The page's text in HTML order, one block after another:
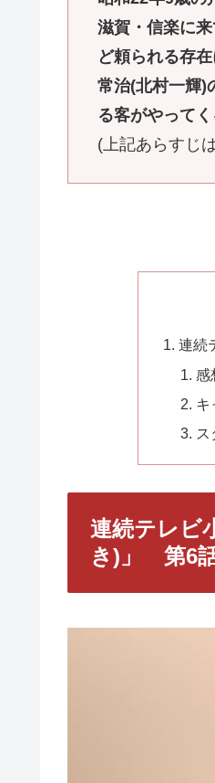
滋賀・信楽に
ど頼られる存
常治(北村一輝)
る客がやって
(上記あらすじ
連続
感
キ
ス
連続テレビ
き)」 第6